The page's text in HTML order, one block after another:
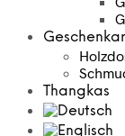
Thangkas